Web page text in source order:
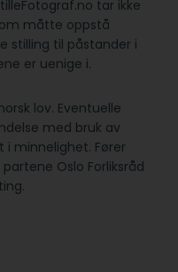
tar ikke
måtte oppstå
stilling til påstander i
er uenige i.
lov. Eventuelle
med bruk av
i minnelighet. Fører
Oslo Forliksråd